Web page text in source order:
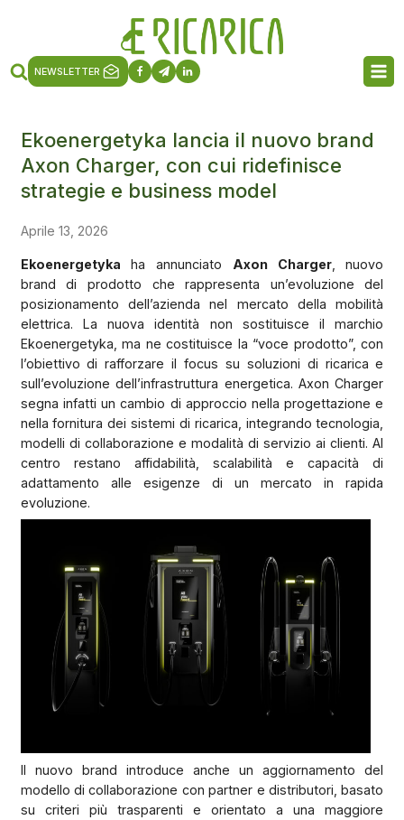
NEWSLETTER
Ekoenergetyka lancia il nuovo brand
Axon Charger, con cui ridefinisce
strategie e business model
Aprile 13, 2026
Ekoenergetyka ha annunciato Axon Charger, nuovo
brand di prodotto che rappresenta un’evoluzione del
posizionamento dell’azienda nel mercato della mobilità
elettrica. La nuova identità non sostituisce il marchio
Ekoenergetyka, ma ne costituisce la “voce prodotto”, con
l’obiettivo di rafforzare il focus su soluzioni di ricarica e
sull’evoluzione dell’infrastruttura energetica. Axon Charger
segna infatti un cambio di approccio nella progettazione e
nella fornitura dei sistemi di ricarica, integrando tecnologia,
modelli di collaborazione e modalità di servizio ai clienti. Al
centro restano affidabilità, scalabilità e capacità di
adattamento alle esigenze di un mercato in rapida
evoluzione.
Il nuovo brand introduce anche un aggiornamento del
modello di collaborazione con partner e distributori, basato
su criteri più trasparenti e orientato a una maggiore